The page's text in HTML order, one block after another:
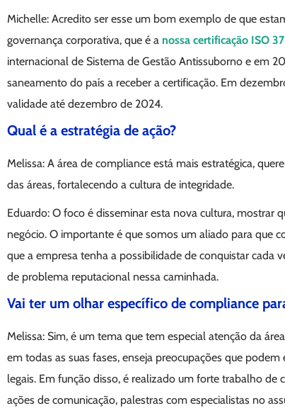
Michelle: Acredito ser esse um bom exemplo de que
governança corporativa, que é a nossa certificação ISO
internacional de Sistema de Gestão Antissuborno e em
saneamento do país a receber a certificação. Em
validade até dezembro de 2024.
Qual é a estratégia de ação?
Melissa: A área de compliance está mais estratégica,
das áreas, fortalecendo a cultura de integridade.
Eduardo: O foco é disseminar esta nova cultura, mostrar
negócio. O importante é que somos um aliado para que
que a empresa tenha a possibilidade de conquistar cada
de problema reputacional nessa caminhada.
Vai ter um olhar específico de compliance
Melissa: Sim, é um tema que tem especial atenção da
em todas as suas fases, enseja preocupações que
legais. Em função disso, é realizado um forte trabalho de
ações de comunicação, palestras com especialistas no